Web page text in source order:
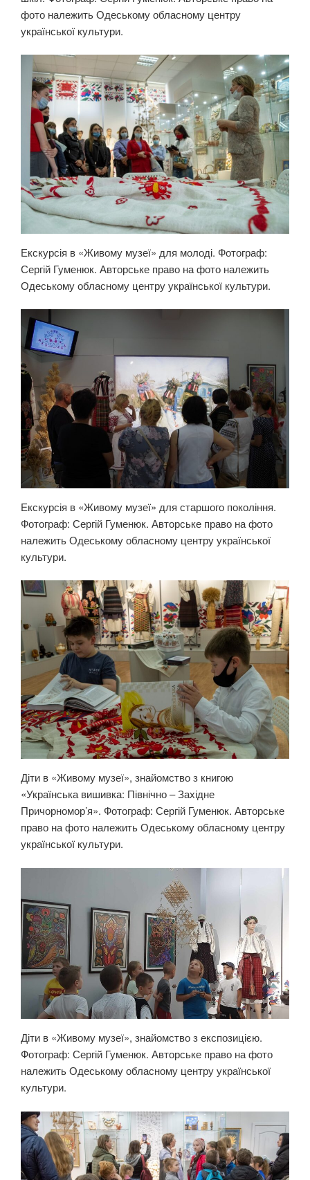
фото належить Одеському обласному центру
української культури.
Екскурсія в «Живому музеї» для молоді. Фотограф:
Сергій Гуменюк. Авторське право на фото належить
Одеському обласному центру української культури.
Екскурсія в «Живому музеї» для старшого покоління.
Фотограф: Сергій Гуменюк. Авторське право на фото
належить Одеському обласному центру української
культури.
Діти в «Живому музеї», знайомство з книгою
«Українська вишивка: Північно – Західне
Причорномор’я». Фотограф: Сергій Гуменюк. Авторське
право на фото належить Одеському обласному центру
української культури.
Діти в «Живому музеї», знайомство з експозицією.
Фотограф: Сергій Гуменюк. Авторське право на фото
належить Одеському обласному центру української
культури.